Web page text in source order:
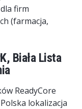
firm
(farmacja,
Biała Lista
ReadyCore
lokalizacja